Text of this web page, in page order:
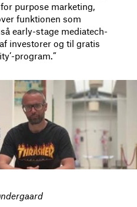
purpose marketing,
funktionen som
early-stage mediatech-
investorer og til gratis
program.”